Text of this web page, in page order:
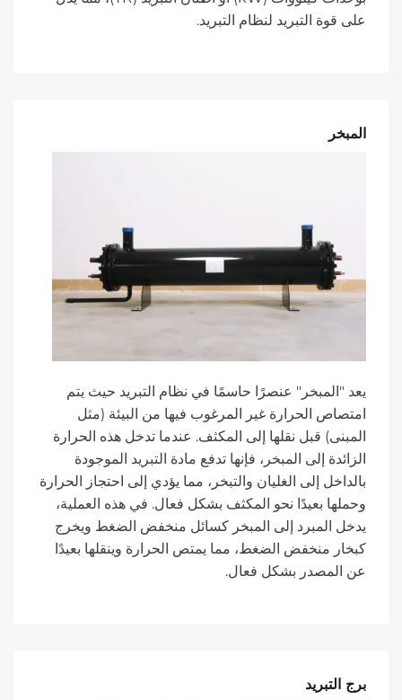
على قوة التبريد لنظام التبريد.
المبخر
يعد "المبخر" عنصرًا حاسمًا في نظام التبريد حيث يتم
امتصاص الحرارة غير المرغوب فيها من البيئة (مثل
المبنى) قبل نقلها إلى المكثف. عندما تدخل هذه الحرارة
الزائدة إلى المبخر، فإنها تدفع مادة التبريد الموجودة
بالداخل إلى الغليان والتبخر، مما يؤدي إلى احتجاز الحرارة
وحملها بعيدًا نحو المكثف بشكل فعال. في هذه العملية،
يدخل المبرد إلى المبخر كسائل منخفض الضغط ويخرج
كبخار منخفض الضغط، مما يمتص الحرارة وينقلها بعيدًا
عن المصدر بشكل فعال.
برج التبريد